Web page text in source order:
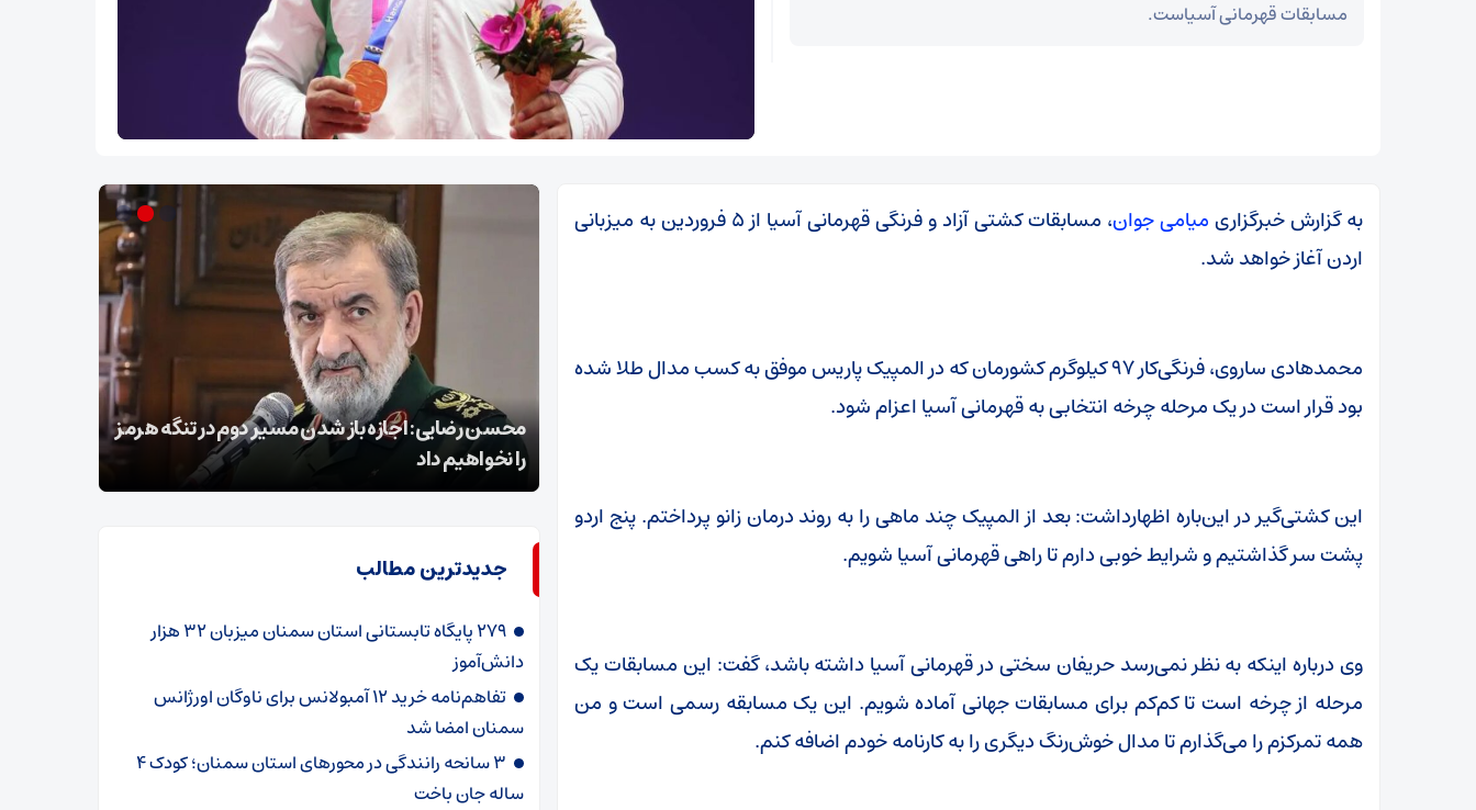
مسابقات قهرمانی آسیاست.
به گزارش خبرگزاری میامی جوان
، مسابقات کشتی آزاد و فرنگی قهرمانی آسیا از ۵ فروردین به میزبانی
اردن آغاز خواهد شد.
محمدهادی ساروی، فرنگی‌کار ۹۷ کیلوگرم کشورمان که در المپیک پاریس موفق به کسب مدال طلا شده
بود قرار است در یک مرحله چرخه انتخابی به قهرمانی آسیا اعزام شود.
این کشتی‌گیر در این‌باره اظهارداشت: بعد از المپیک چند ماهی را به روند درمان زانو پرداختم. پنج اردو
پشت سر گذاشتیم و شرایط خوبی دارم تا راهی قهرمانی آسیا شویم.
وی درباره اینکه به نظر نمی‌رسد حریفان سختی در قهرمانی آسیا داشته باشد، گفت: این مسابقات یک
مرحله از چرخه است تا کم‌کم برای مسابقات جهانی آماده شویم. این یک مسابقه رسمی است و من
همه تمرکزم را می‌گذارم تا مدال خوش‌رنگ دیگری را به کارنامه خودم اضافه کنم.
عراقچی در پیامی درگذشت ابوالقاسم قاسم‌زاده را
قالیباف: انتشار اخبار جعلی توسط ترامپ یک
محسن رضایی: اجازه باز شدن مسیر دوم در تنگه هرمز
را نخواهیم داد
جدیدترین مطالب
۲۷۹ پایگاه تابستانی استان سمنان میزبان ۳۲ هزار
دانش‌آموز
تفاهم‌نامه خرید ۱۲ آمبولانس برای ناوگان اورژانس
سمنان امضا شد
۳ سانحه رانندگی در محورهای استان سمنان؛ کودک ۴
ساله جان باخت